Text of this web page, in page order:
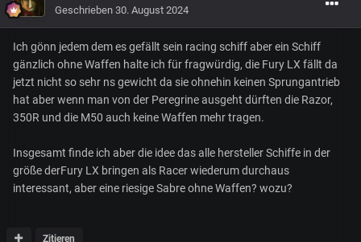
Geschrieben 30. August 2024
Ich gönn jedem dem es gefällt sein racing schiff aber ein Schiff
gänzlich ohne Waffen halte ich für fragwürdig, die Fury LX fällt da
jetzt nicht so sehr ns gewicht da sie ohnehin keinen Sprungantrieb
hat aber wenn man von der Peregrine ausgeht dürften die Razor,
350R und die M50 auch keine Waffen mehr tragen.
Insgesamt finde ich aber die idee das alle hersteller Schiffe in der
größe derFury LX bringen als Racer wiederum durchaus
interessant, aber eine riesige Sabre ohne Waffen? wozu?
Zitieren